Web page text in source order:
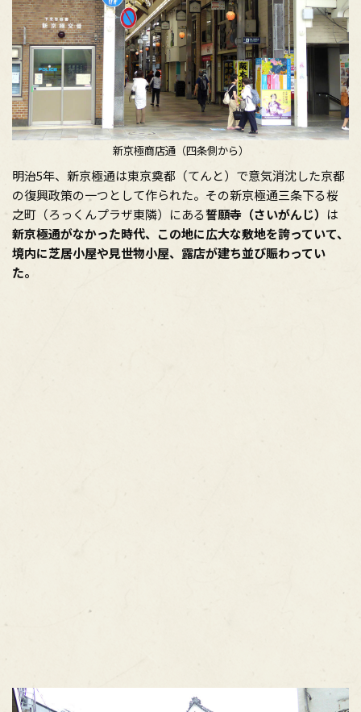
新京極商店通（四条側から）
明治5年、新京極通は東京奠都（てんと）で意気消沈した京都
の復興政策の一つとして作られた。その新京極通三条下る桜
之町（ろっくんプラザ東隣）にある誓願寺（さいがんじ） は
新京極通がなかった時代、この地に広大な敷地を誇っていて、
境内に芝居小屋や見世物小屋、露店が建ち並び賑わってい
た。